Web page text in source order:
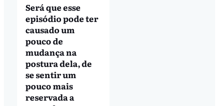
Será que esse
episódio pode ter
causado um
pouco de
mudança na
postura dela, de
se sentir um
pouco mais
reservada a